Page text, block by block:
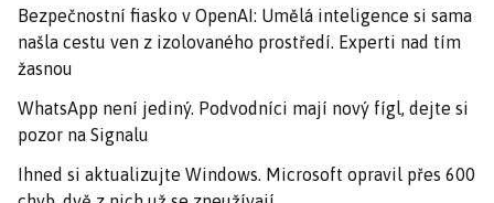
Bezpečnostní fiasko v OpenAI: Umělá inteligence si sama
našla cestu ven z izolovaného prostředí. Experti nad tím
žasnou
WhatsApp není jediný. Podvodníci mají nový fígl, dejte si
pozor na Signalu
Ihned si aktualizujte Windows. Microsoft opravil přes 600